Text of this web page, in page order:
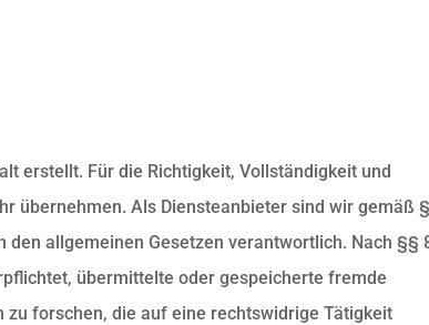
erstellt. Für die Richtigkeit, Vollständigkeit und
übernehmen. Als Diensteanbieter sind wir gemäß
allgemeinen Gesetzen verantwortlich. Nach §§
übermittelte oder gespeicherte fremde
forschen, die auf eine rechtswidrige Tätigkeit